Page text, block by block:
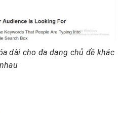
dài cho đa dạng chủ đề khác
nhau